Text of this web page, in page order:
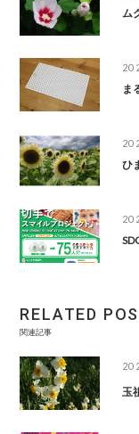
ム
ま
ひ
RELATED
関連記事
玉